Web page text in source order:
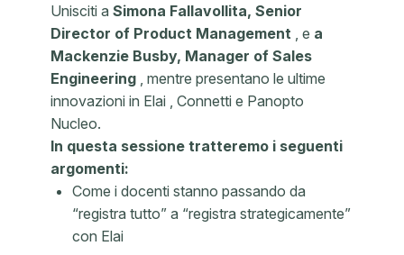
Unisciti a Simona Fallavollita, Senior
Director of Product Management , e a
Mackenzie Busby, Manager of Sales
Engineering , mentre presentano le ultime
innovazioni in Elai , Connetti e Panopto
Nucleo.
In questa sessione tratteremo i seguenti
argomenti:
Come i docenti stanno passando da
“registra tutto” a “registra strategicamente”
con Elai